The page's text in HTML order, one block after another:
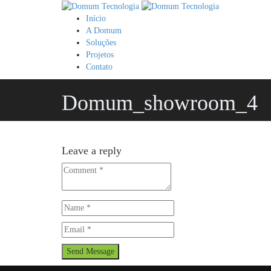
Início
A Domum
Soluções
Projetos
Contato
Domum_showroom_4
Leave a reply